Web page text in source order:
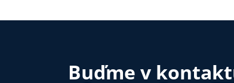
Buďme v